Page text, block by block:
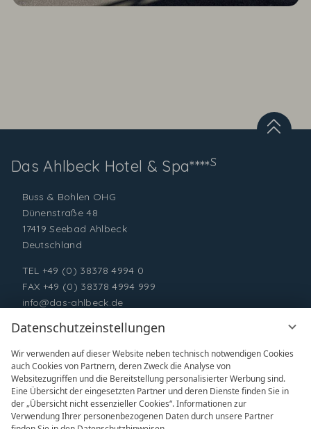
Datenschutzeinstellungen
Wir verwenden auf dieser Website neben technisch notwendigen Cookies
auch Cookies von Partnern, deren Zweck die Analyse von
Websitezugriffen und die Bereitstellung personalisierter Werbung sind.
Eine Übersicht der eingesetzten Partner und deren Dienste finden Sie in
der „Übersicht nicht essenzieller Cookies“. Informationen zur
Verwendung Ihrer personenbezogenen Daten durch unsere Partner
Das Ahlbeck Hotel & Spa****S
Buss & Bohlen OHG
Dünenstraße 48
17419 Seebad Ahlbeck
Deutschland
TEL +49 (0) 38378 4994 0
FAX +49 (0) 38378 4994 999
info@das-ahlbeck.de
ONLINE BUCHEN ANFRAGEN